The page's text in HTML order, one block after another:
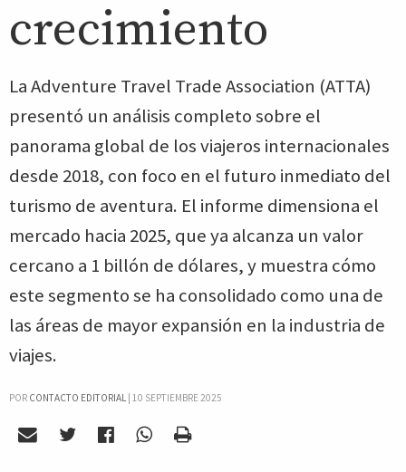
crecimiento
La Adventure Travel Trade Association (ATTA)
presentó un análisis completo sobre el
panorama global de los viajeros internacionales
desde 2018, con foco en el futuro inmediato del
turismo de aventura. El informe dimensiona el
mercado hacia 2025, que ya alcanza un valor
cercano a 1 billón de dólares, y muestra cómo
este segmento se ha consolidado como una de
las áreas de mayor expansión en la industria de
viajes.
POR CONTACTO EDITORIAL| 10 SEPTIEMBRE 2025